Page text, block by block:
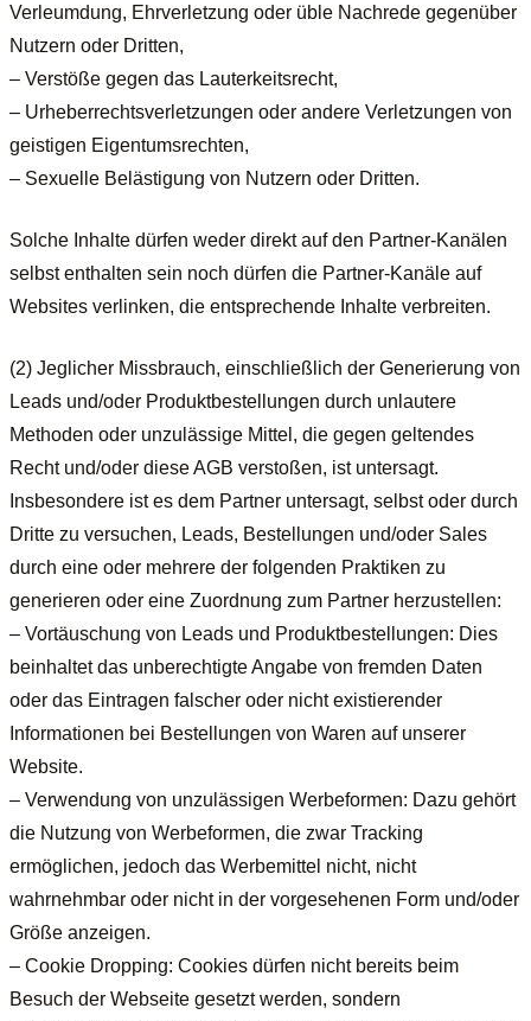
Verleumdung, Ehrverletzung oder üble Nachrede gegenüber
Nutzern oder Dritten,
– Verstöße gegen das Lauterkeitsrecht,
– Urheberrechtsverletzungen oder andere Verletzungen von
geistigen Eigentumsrechten,
– Sexuelle Belästigung von Nutzern oder Dritten.
Solche Inhalte dürfen weder direkt auf den Partner-Kanälen
selbst enthalten sein noch dürfen die Partner-Kanäle auf
Websites verlinken, die entsprechende Inhalte verbreiten.
(2) Jeglicher Missbrauch, einschließlich der Generierung von
Leads und/oder Produktbestellungen durch unlautere
Methoden oder unzulässige Mittel, die gegen geltendes
Recht und/oder diese AGB verstoßen, ist untersagt.
Insbesondere ist es dem Partner untersagt, selbst oder durch
Dritte zu versuchen, Leads, Bestellungen und/oder Sales
durch eine oder mehrere der folgenden Praktiken zu
generieren oder eine Zuordnung zum Partner herzustellen:
– Vortäuschung von Leads und Produktbestellungen: Dies
beinhaltet das unberechtigte Angabe von fremden Daten
oder das Eintragen falscher oder nicht existierender
Informationen bei Bestellungen von Waren auf unserer
Website.
– Verwendung von unzulässigen Werbeformen: Dazu gehört
die Nutzung von Werbeformen, die zwar Tracking
ermöglichen, jedoch das Werbemittel nicht, nicht
wahrnehmbar oder nicht in der vorgesehenen Form und/oder
Größe anzeigen.
– Cookie Dropping: Cookies dürfen nicht bereits beim
Besuch der Webseite gesetzt werden, sondern